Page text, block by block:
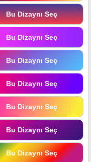
Bu Dizaynı Seç
Bu Dizaynı Seç
Bu Dizaynı Seç
Bu Dizaynı Seç
Bu Dizaynı Seç
Bu Dizaynı Seç
Bu Dizaynı Seç